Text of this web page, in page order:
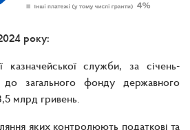
року:
служби, за січень-
загального фонду державного
млрд гривень.
яких контролюють податкові та